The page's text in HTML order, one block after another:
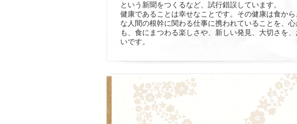
という新聞をつくるなど、試行錯誤しています。
健康であることは幸せなことです。その健康は食か
な人間の根幹に関わる仕事に携われていることを、
も、食にまつわる楽しさや、新しい発見、大切さを
いです。